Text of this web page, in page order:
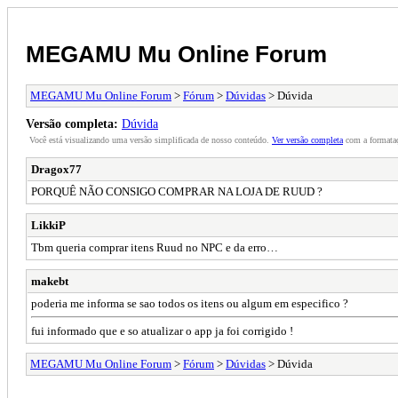
MEGAMU Mu Online Forum
MEGAMU Mu Online Forum > Fórum > Dúvidas > Dúvida
Versão completa: Dúvida
Você está visualizando uma versão simplificada de nosso conteúdo. Ver versão completa com a
Dragox77
PORQUÊ NÃO CONSIGO COMPRAR NA LOJA DE RUUD ?
LikkiP
Tbm queria comprar itens Ruud no NPC e da erro…
makebt
poderia me informa se sao todos os itens ou algum em especifico ?
fui informado que e so atualizar o app ja foi corrigido !
MEGAMU Mu Online Forum > Fórum > Dúvidas > Dúvida